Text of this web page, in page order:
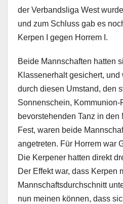
der Verbandsliga West
und zum Schluss gab es
Kerpen I gegen Horrem I.
Beide Mannschaften hatten
Klassenerhalt gesichert,
durch diesen Umstand, den
Sonnenschein, Kommunion-
bevorstehenden Tanz in
Fest, waren beide
angetreten. Für Horrem war
Die Kerpener hatten direkt
Der Effekt war, dass Kerpen
Mannschaftsdurchschnitt
nun meinen können, dass